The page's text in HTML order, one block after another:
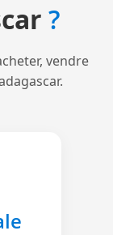
?
vendre